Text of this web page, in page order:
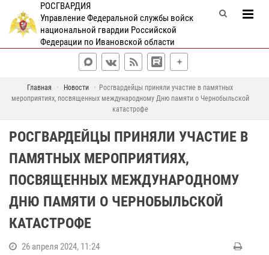
РОСГВАРДИЯ
Управление Федеральной службы войск
национальной гвардии Российской
Федерации по Ивановской области
Главная Новости
Росгвардейцы приняли участие в памятных
мероприятиях, посвященных международному Дню памяти о Чернобыльской
катастрофе
РОСГВАРДЕЙЦЫ ПРИНЯЛИ УЧАСТИЕ В
ПАМЯТНЫХ МЕРОПРИЯТИЯХ,
ПОСВЯЩЕННЫХ МЕЖДУНАРОДНОМУ
ДНЮ ПАМЯТИ О ЧЕРНОБЫЛЬСКОЙ
КАТАСТРОФЕ
26 апреля 2024, 11:24